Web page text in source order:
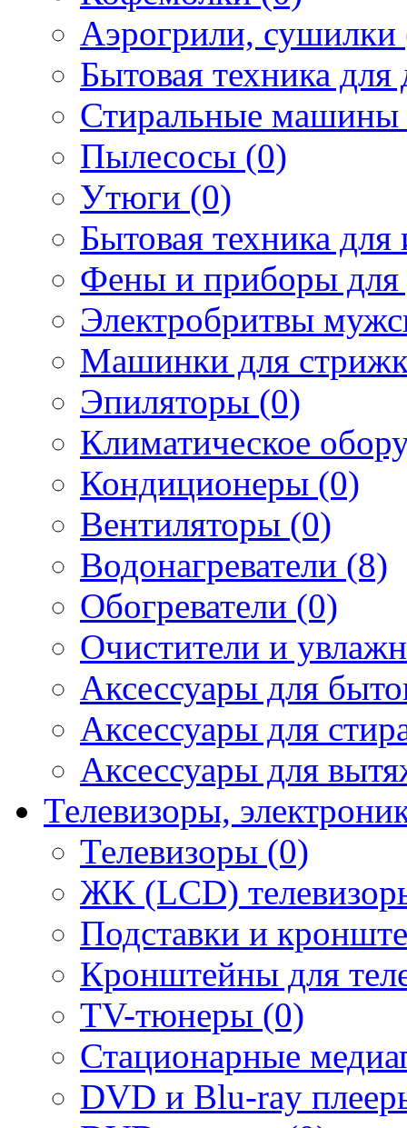
Аэрогрили, сушилки
Бытовая техника
Стиральные машины
Пылесосы (0)
Утюги (0)
Бытовая техника
Фены и приборы для
Электробритвы
Машинки для
Эпиляторы (0)
Климатическое
Кондиционеры (0)
Вентиляторы (0)
Водонагреватели (8)
Обогреватели (0)
Очистители и
Аксессуары для
Аксессуары для
Аксессуары для
Телевизоры,
Телевизоры (0)
ЖК (LCD)
Подставки и
Кронштейны для
TV-тюнеры (0)
Стационарные
DVD и Blu-ray